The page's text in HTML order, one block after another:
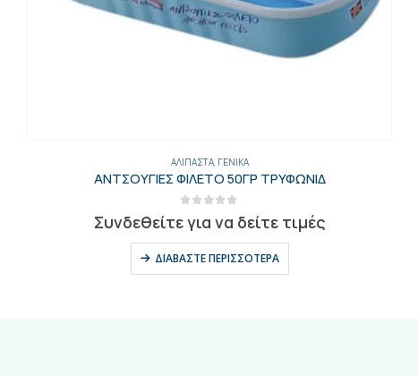
ΓΕΝΙΚΑ,ΚΡΟΚΈΤΕΣ - FINGER FOOD
ΚΑΣΕΡΟΚΡΟΚΕΤΕΣ 7Χ1 ΚΙΛ ΚΤΨ
out of 5
Συνδεθείτε για να δείτε τιμές
ΔΙΑΒΆΣΤΕ ΠΕΡΙΣΣΌΤΕΡΑ